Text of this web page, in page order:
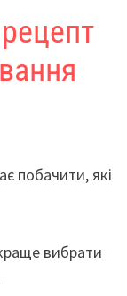
побачити, які
вибрати